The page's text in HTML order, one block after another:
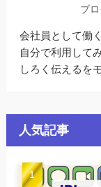
ブ
会社員として働
自分で利用して
しろく伝えるを
人気記事